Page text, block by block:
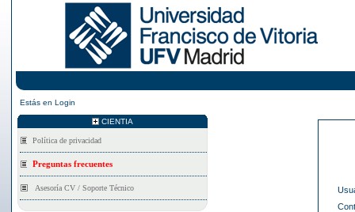
Estás en Login
CIENTIA
Asesoría CV / Soporte Técnico